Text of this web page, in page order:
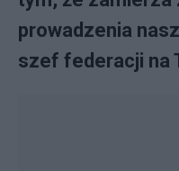
prowadzenia
szef federacji na